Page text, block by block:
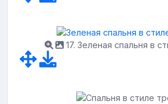
17. Зеленая спальня в